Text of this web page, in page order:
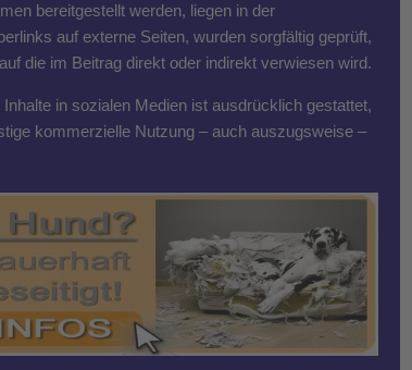
bereitgestellt werden, liegen in der
auf externe Seiten, wurden sorgfältig geprüft,
die im Beitrag direkt oder indirekt verwiesen wird.
in sozialen Medien ist ausdrücklich gestattet,
kommerzielle Nutzung – auch auszugsweise –